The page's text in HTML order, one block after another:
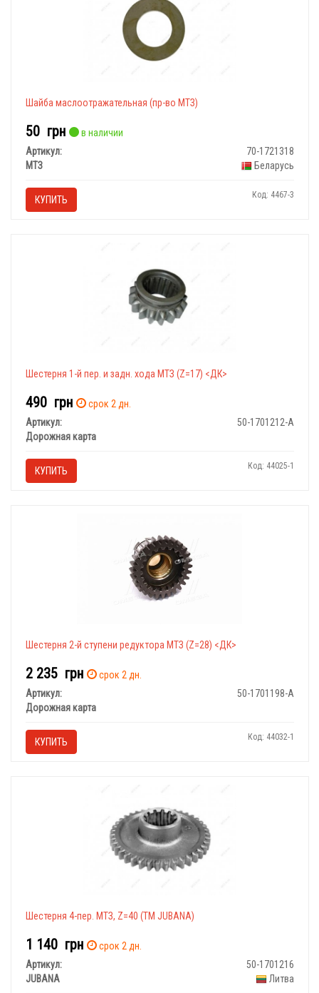
Шайба маслоотражательная (пр-во МТЗ)
50 грн
в наличии
Артикул:
70-1721318
МТЗ
Беларусь
КУПИТЬ Код: 4467-3
Шестерня 1-й пер. и задн. хода МТЗ (Z=17) <ДК>
490 грн
срок 2 дн.
Артикул:
50-1701212-А
Дорожная карта
КУПИТЬ Код: 44025-1
Шестерня 2-й ступени редуктора МТЗ (Z=28) <ДК>
2 235 грн
срок 2 дн.
Артикул:
50-1701198-А
Дорожная карта
КУПИТЬ Код: 44032-1
Шестерня 4-пер. МТЗ, Z=40 (ТМ JUBANA)
1 140 грн
срок 2 дн.
Артикул:
50-1701216
JUBANA
Литва